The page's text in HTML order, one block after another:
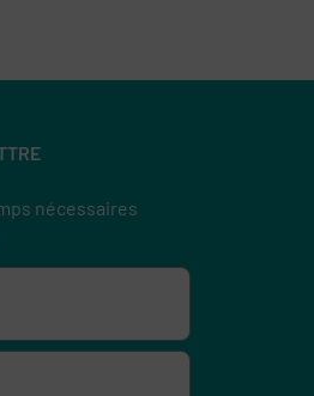
nécessaires